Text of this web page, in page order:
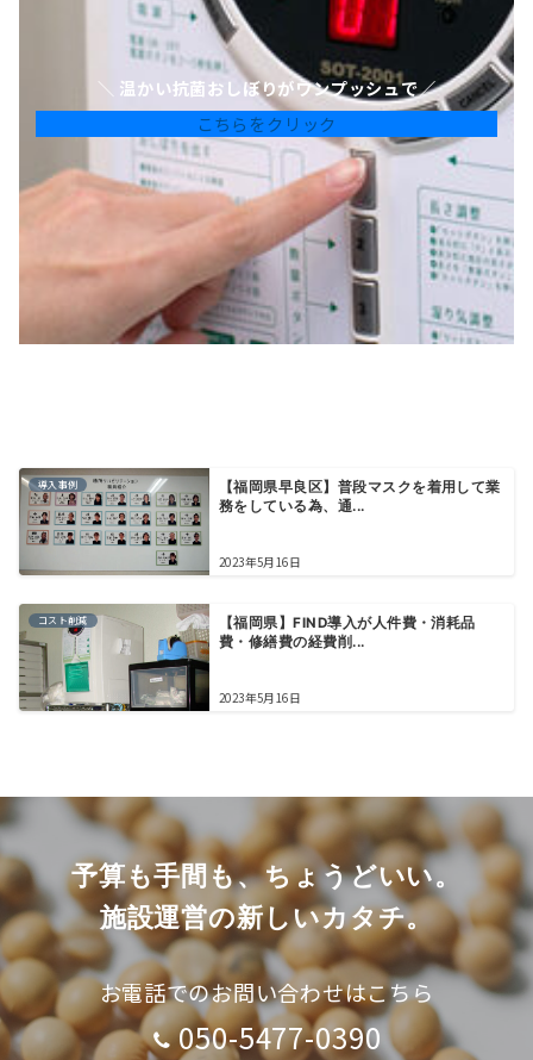
＼ 温かい抗菌おしぼりがワンプッシュで／
こちらをクリック
導入事例
【福岡県早良区】普段マスクを着用して業
務をしている為、通...
2023年5月16日
コスト削減
【福岡県】FIND導入が人件費・消耗品
費・修繕費の経費削...
2023年5月16日
予算も手間も、ちょうどいい。
施設運営の新しいカタチ。
お電話でのお問い合わせはこちら
050-5477-0390